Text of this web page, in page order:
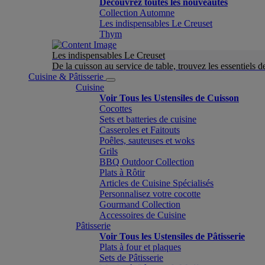
Découvrez toutes les nouveautés
Collection Automne
Les indispensables Le Creuset
Thym
Les indispensables Le Creuset
De la cuisson au service de table, trouvez les essentiels
Cuisine & Pâtisserie
Cuisine
Voir Tous les Ustensiles de Cuisson
Cocottes
Sets et batteries de cuisine
Casseroles et Faitouts
Poêles, sauteuses et woks
Grils
BBQ Outdoor Collection
Plats à Rôtir
Articles de Cuisine Spécialisés
Personnalisez votre cocotte
Gourmand Collection
Accessoires de Cuisine
Pâtisserie
Voir Tous les Ustensiles de Pâtisserie
Plats à four et plaques
Sets de Pâtisserie